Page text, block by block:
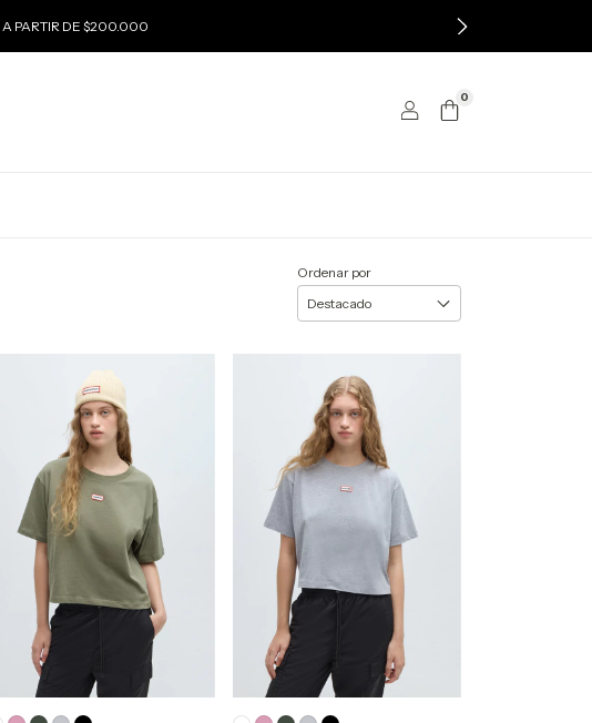
A PARTIR DE $200.000
0
Ordenar por